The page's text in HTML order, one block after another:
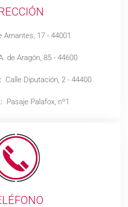
Amantes, 17 - 44001
de Aragón, 85 - 44600
Calle Diputación, 2 - 44400
Pasaje Palafox, nº1